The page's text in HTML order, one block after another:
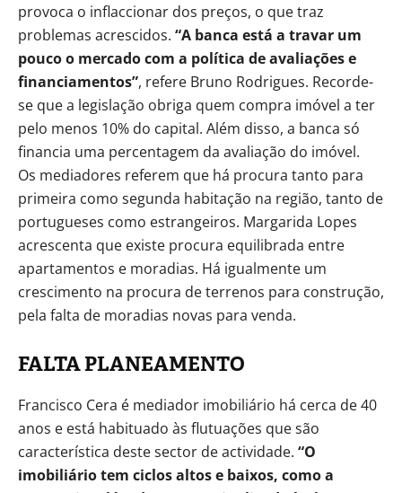
provoca o inflaccionar dos preços, o que traz
problemas acrescidos. “A banca está a travar um
pouco o mercado com a política de avaliações e
financiamentos”, refere Bruno Rodrigues. Recorde-
se que a legislação obriga quem compra imóvel a ter
pelo menos 10% do capital. Além disso, a banca só
financia uma percentagem da avaliação do imóvel.
Os mediadores referem que há procura tanto para
primeira como segunda habitação na região, tanto de
portugueses como estrangeiros. Margarida Lopes
acrescenta que existe procura equilibrada entre
apartamentos e moradias. Há igualmente um
crescimento na procura de terrenos para construção,
pela falta de moradias novas para venda.
FALTA PLANEAMENTO
Francisco Cera é mediador imobiliário há cerca de 40
anos e está habituado às flutuações que são
característica deste sector de actividade. “O
imobiliário tem ciclos altos e baixos, como a